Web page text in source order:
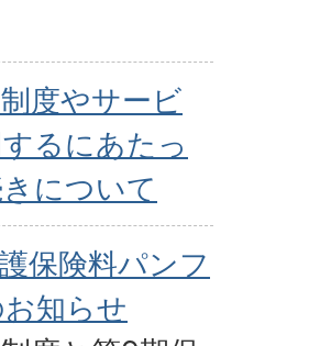
度やサービ
るにあたっ
について
保険料パンフ
知らせ